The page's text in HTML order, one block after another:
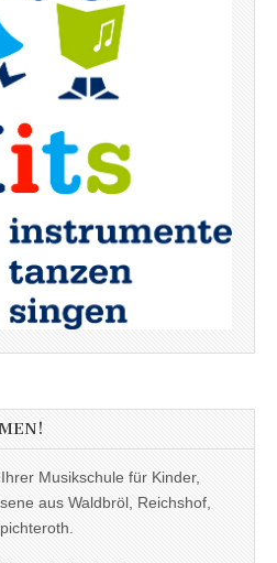
Musikschule für Kinder,
aus Waldbröl, Reichshof,